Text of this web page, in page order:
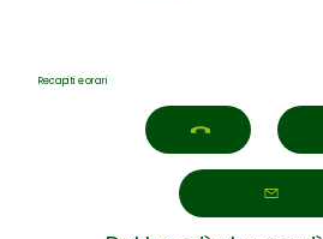
Recapiti e orari